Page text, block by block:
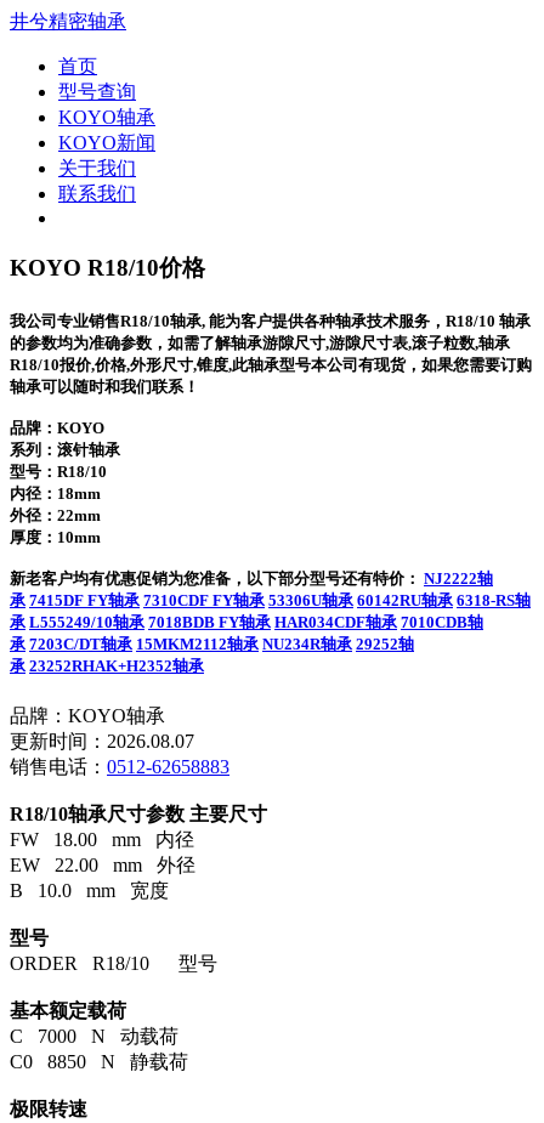
井兮精密轴承
首页
型号查询
KOYO轴承
KOYO新闻
关于我们
联系我们
KOYO R18/10价格
我公司专业销售R18/10轴承, 能为客户提供各种轴承技术服务，R18/10 轴承
的参数均为准确参数，如需了解轴承游隙尺寸,游隙尺寸表,滚子粒数,轴承
R18/10报价,价格,外形尺寸,锥度,此轴承型号本公司有现货，如果您需要订购
轴承可以随时和我们联系！
品牌：KOYO
系列：滚针轴承
型号： R18/10
内径：18mm
外径：22mm
厚度：10mm
新老客户均有优惠促销为您准备，以下部分型号还有特价： NJ2222轴
承 7415DF FY轴承 7310CDF FY轴承 53306U轴承 60142RU轴承 6318-RS轴
承 L555249/10轴承 7018BDB FY轴承 HAR034CDF轴承 7010CDB轴
承 7203C/DT轴承 15MKM2112轴承 NU234R轴承 29252轴
承 23252RHAK+H2352轴承
品牌：KOYO轴承
更新时间：2026.08.07
销售电话： 0512-62658883
R18/10轴承尺寸参数 主要尺寸
FW 18.00 mm 内径
EW 22.00 mm 外径
B 10.0 mm 宽度
型号
ORDER R18/10 型号
基本额定载荷
C 7000 N 动载荷
C0 8850 N 静载荷
极限转速